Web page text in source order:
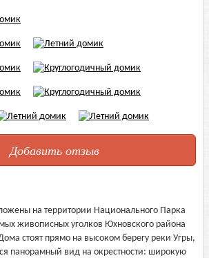
Добавить отзыв
на территории Национального Парка
живописных уголков Юхновского района
стоят прямо на высоком берегу реки Угры,
панорамный вид на окрестности: широкую